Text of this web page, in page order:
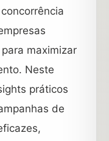
maximizar
Neste
práticos
de